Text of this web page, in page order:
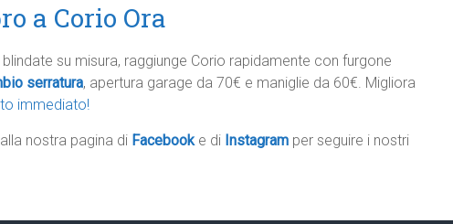
a Corio Ora
su misura, raggiunge Corio rapidamente con furgone
serratura, apertura garage da 70€ e maniglie da 60€. Migliora
immediato!
nostra pagina di Facebook e di Instagram per seguire i nostri